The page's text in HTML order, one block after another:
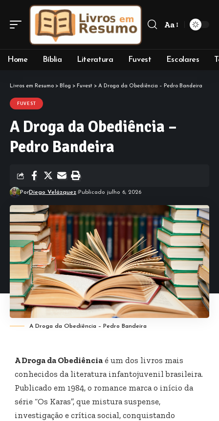
Aa
Home Bíblia Literatura Fuvest Escolares
Livros em Resumo > Blog > Fuvest > A Droga da Obediência – Pedro Bandeira
FUVEST
A Droga da Obediência –
Pedro Bandeira
PorDiego Velázquez Publicado julho 6, 2026
A Droga da Obediência – Pedro Bandeira
A Droga da Obediência é um dos livros mais
conhecidos da literatura infantojuvenil brasileira.
Publicado em 1984, o romance marca o início da
série “Os Karas”, que mistura suspense,
investigação e crítica social, conquistando